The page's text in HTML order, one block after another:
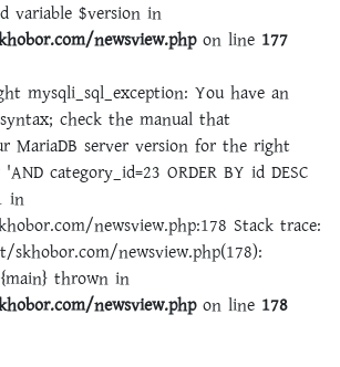
variable $version in
newsview.phpon line 177
mysqli_sql_exception: You have an
check the manual that
MariaDB server version for the right
category_id=23 ORDER BY id DESC
in
newsview.php:178 Stack trace:
newsview.php(178):
thrown in
newsview.phpon line 178